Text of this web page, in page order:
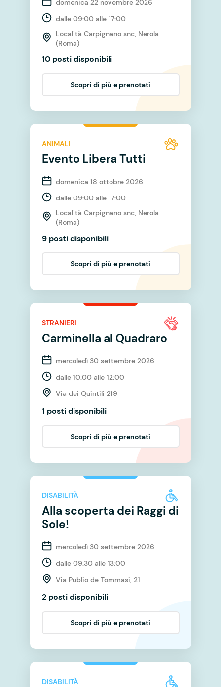
domenica 22 novembre 2026
dalle 09:00 alle 17:00
Località Carpignano snc, Nerola
(Roma)
10 posti disponibili
Scopri di più e prenotati
ANIMALI
Evento Libera Tutti
domenica 18 ottobre 2026
dalle 09:00 alle 17:00
Località Carpignano snc, Nerola
(Roma)
9 posti disponibili
Scopri di più e prenotati
STRANIERI
Carminella al Quadraro
mercoledì 30 settembre 2026
dalle 10:00 alle 12:00
Via dei Quintili 219
1 posti disponibili
Scopri di più e prenotati
DISABILITÀ
Alla scoperta dei Raggi di
Sole!
mercoledì 30 settembre 2026
dalle 09:30 alle 13:00
Via Publio de Tommasi, 21
2 posti disponibili
Scopri di più e prenotati
DISABILITÀ